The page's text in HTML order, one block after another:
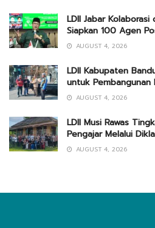
LDII Jabar
Siapkan 100 Agen
AUGUST 4, 2026
LDII Kabupaten
untuk Pembangunan
AUGUST 4, 2026
LDII Musi Rawas
Pengajar Melalui
AUGUST 4, 2026